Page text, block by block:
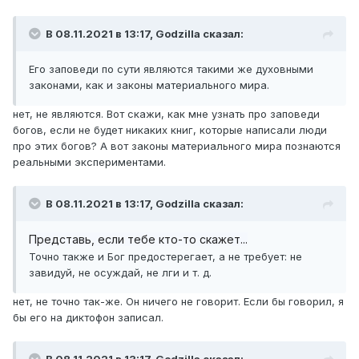
Верующим для убежденности в истинности своей веры
Псевдоученые. Потому что настоящий ученый прекрасно
понимает, что мировоззренческие вопросы находятся
вне сферы научных знаний. Поэтому использовать
научные методы для решения мировоззренческих
вопросов как минимум некорректно.
Чтобы быть объективным, разумеется, каждая
В 08.11.2021 в 13:17, Godzilla сказал:
Его заповеди по сути являются такими же духовными
законами, как и законы материального мира.
нет, не являются. Вот скажи, как мне узнать про заповеди
богов, если не будет никаких книг, которые написали люди
про этих богов? А вот законы материального мира познаются
реальными экспериментами.
В 08.11.2021 в 13:17, Godzilla сказал:
Представь, если тебе кто-то скажет...
Точно также и Бог предостерегает, а не требует: не
завидуй, не осуждай, не лги и т. д.
нет, не точно так-же. Он ничего не говорит. Если бы говорил, я
бы его на диктофон записал.